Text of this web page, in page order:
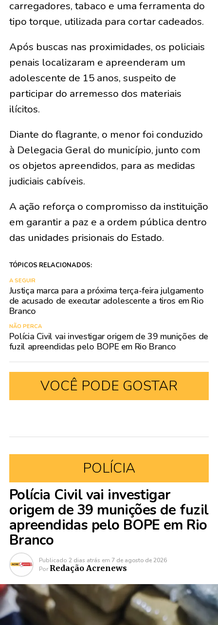
carregadores, tabaco e uma ferramenta do
tipo torque, utilizada para cortar cadeados.
Após buscas nas proximidades, os policiais
penais localizaram e apreenderam um
adolescente de 15 anos, suspeito de
participar do arremesso dos materiais
ilícitos.
Diante do flagrante, o menor foi conduzido
à Delegacia Geral do município, junto com
os objetos apreendidos, para as medidas
judiciais cabíveis.
A ação reforça o compromisso da instituição
em garantir a paz e a ordem pública dentro
das unidades prisionais do Estado.
TÓPICOS RELACIONADOS:
A SEGUIR
Justiça marca para a próxima terça-feira julgamento
de acusado de executar adolescente a tiros em Rio
Branco
NÃO PERCA
Polícia Civil vai investigar origem de 39 munições de
fuzil apreendidas pelo BOPE em Rio Branco
VOCÊ PODE GOSTAR
POLÍCIA
Polícia Civil vai investigar
origem de 39 munições de fuzil
apreendidas pelo BOPE em Rio
Branco
Publicado 2 dias atrás em 7 de agosto de 2026
Por Redação Acrenews